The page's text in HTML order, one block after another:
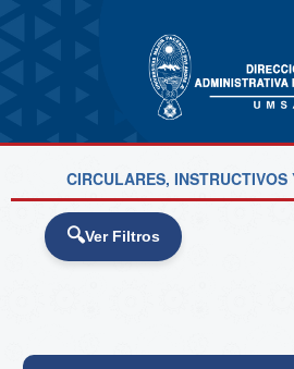
CIRCULARES, INSTRUCTIVOS
Ver Filtros